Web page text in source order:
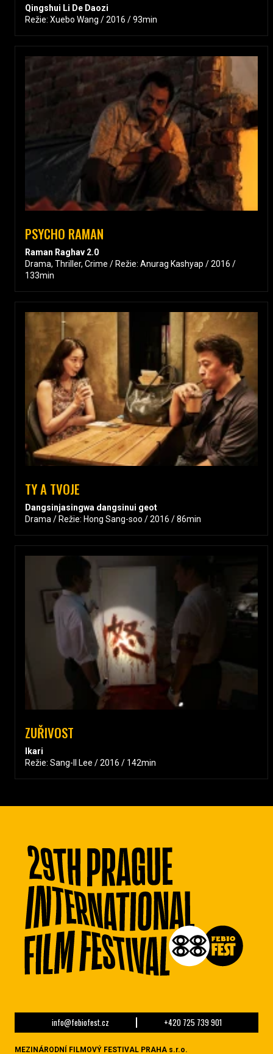
Qingshui Li De Daozi
Režie: Xuebo Wang / 2016 / 93min
PSYCHO RAMAN
Raman Raghav 2.0
Drama, Thriller, Crime / Režie: Anurag Kashyap / 2016 /
133min
TY A TVOJE
Dangsinjasingwa dangsinui geot
Drama / Režie: Hong Sang-soo / 2016 / 86min
ZUŘIVOST
Ikari
Režie: Sang-Il Lee / 2016 / 142min
info@febiofest.cz +420 725 739 901
MEZINÁRODNÍ FILMOVÝ FESTIVAL PRAHA s.r.o.